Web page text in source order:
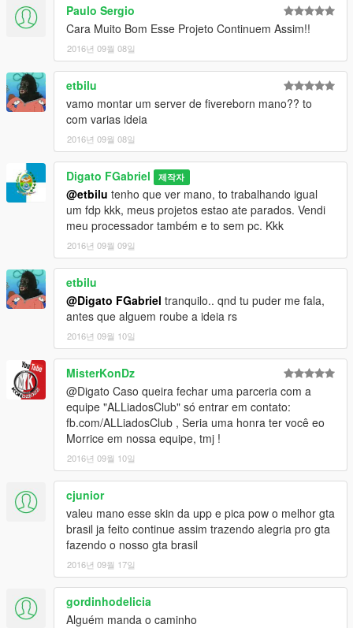
Paulo Sergio
Cara Muito Bom Esse Projeto Continuem Assim!!
2016년 09월 08일
etbilu
vamo montar um server de fivereborn mano?? to
com varias ideia
2016년 09월 08일
Digato FGabriel 제작자
@etbilu tenho que ver mano, to trabalhando igual
um fdp kkk, meus projetos estao ate parados. Vendi
meu processador também e to sem pc. Kkk
2016년 09월 09일
etbilu
@Digato FGabriel tranquilo.. qnd tu puder me fala,
antes que alguem roube a ideia rs
2016년 09월 10일
MisterKonDz
@Digato Caso queira fechar uma parceria com a
equipe "ALLiadosClub" só entrar em contato:
fb.com/ALLiadosClub , Seria uma honra ter você eo
Morrice em nossa equipe, tmj !
2016년 09월 10일
cjunior
valeu mano esse skin da upp e pica pow o melhor gta
brasil ja feito continue assim trazendo alegria pro gta
fazendo o nosso gta brasil
2016년 09월 17일
gordinhodelicia
Alguém manda o caminho